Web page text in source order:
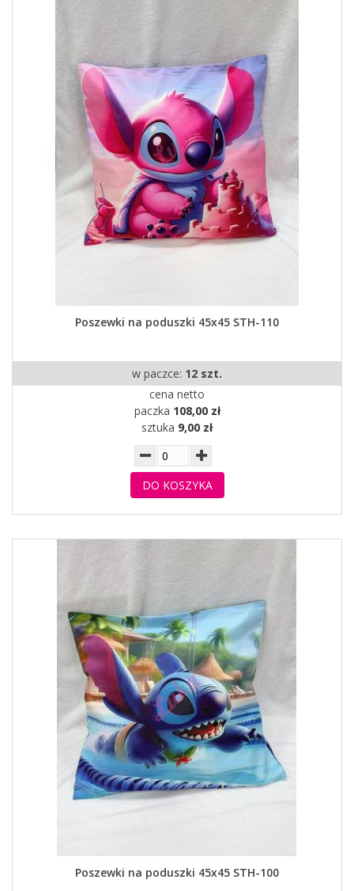
Poszewki na poduszki 45x45 STH-110
w paczce: 12 szt.
cena netto
paczka 108,00 zł
sztuka 9,00 zł
DO KOSZYKA
Poszewki na poduszki 45x45 STH-100